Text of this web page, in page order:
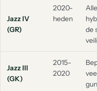
Jazz IV
(GR)
2020-
heden
de
Jazz III
(GK)
2015-
2020